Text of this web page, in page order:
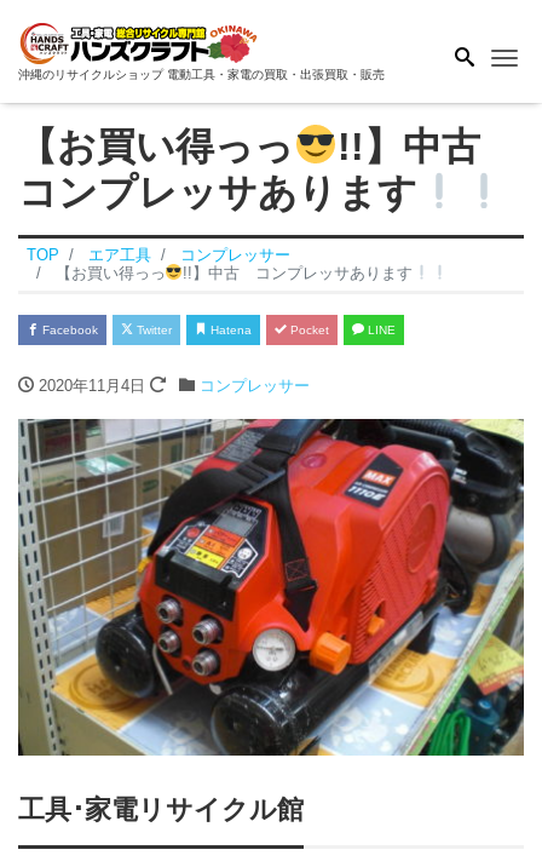
沖縄のリサイクルショップ 電動工具・家電の買取・出張買取・販売
【お買い得っっ
!!】中古
コンプレッサあります
TOP エア工具
コンプレッサー
【お買い得っっ
!!】中古 コンプレッサあります
Facebook Twitter Hatena Pocket LINE
2020年11月4日 コンプレッサー
工具･家電リサイクル館